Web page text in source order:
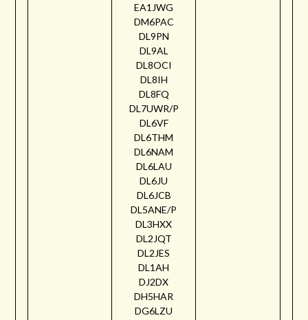
EA1JWG
DM6PAC
DL9PN
DL9AL
DL8OCI
DL8IH
DL8FQ
DL7UWR/P
DL6VF
DL6THM
DL6NAM
DL6LAU
DL6JU
DL6JCB
DL5ANE/P
DL3HXX
DL2JQT
DL2JES
DL1AH
DJ2DX
DH5HAR
DG6LZU